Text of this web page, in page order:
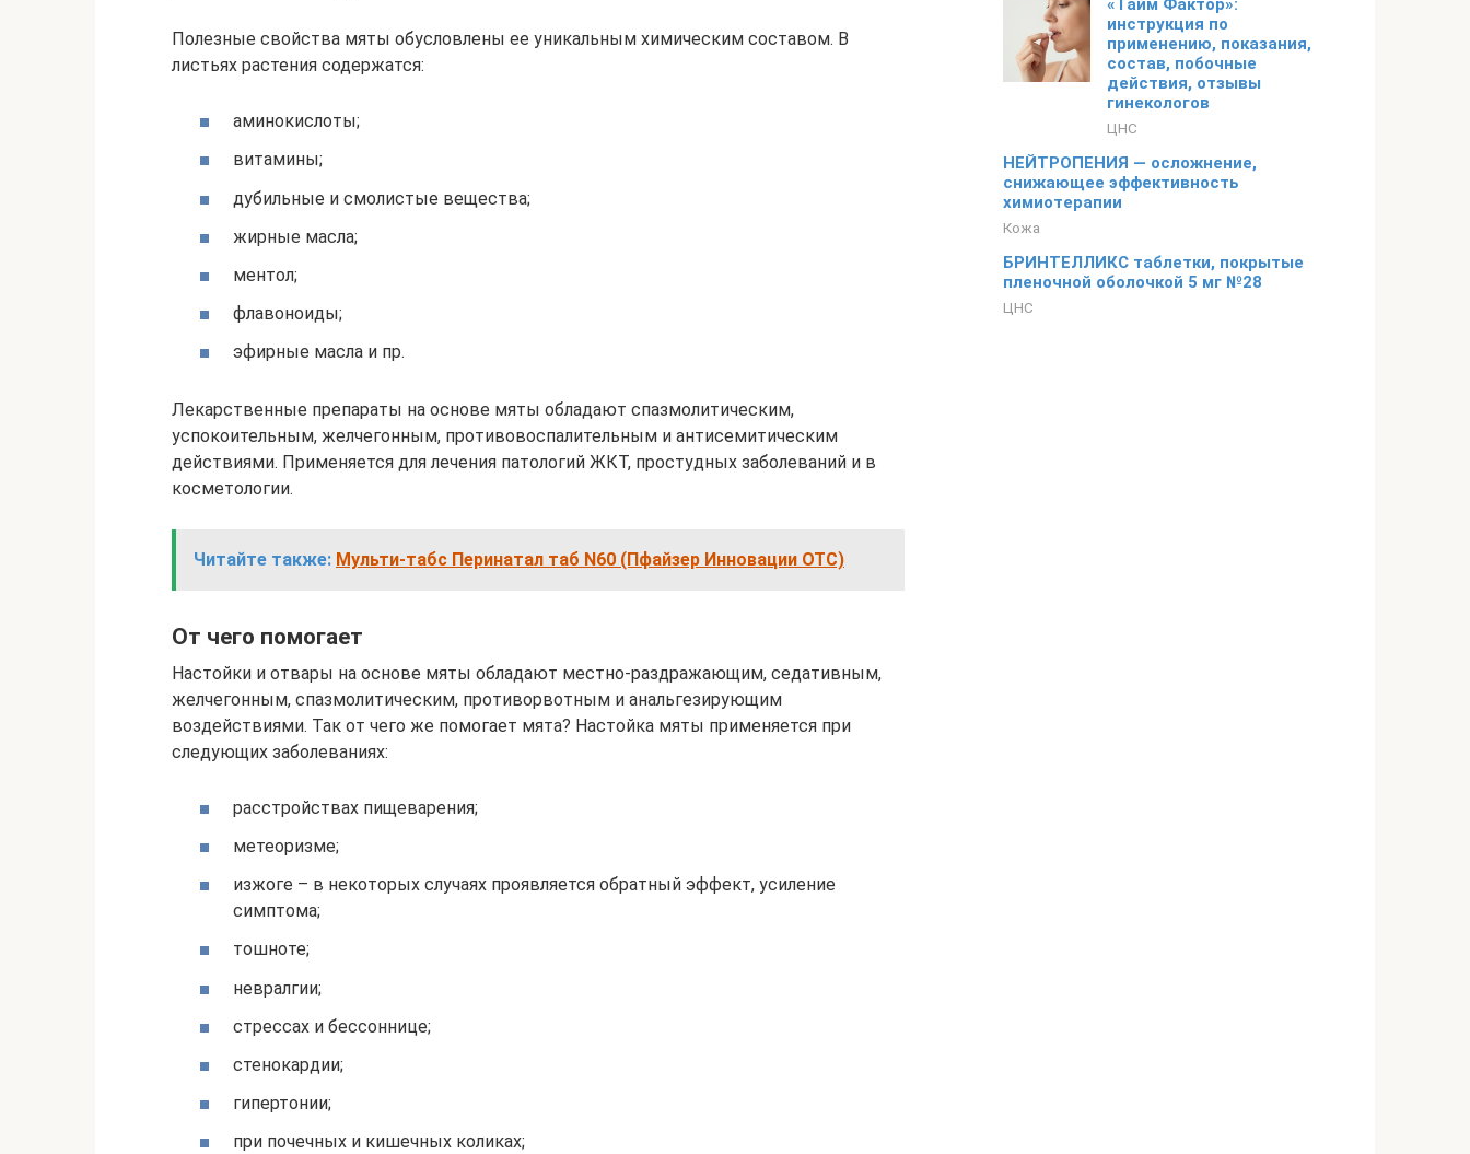
Полезные свойства мяты обусловлены ее уникальным химическим составом. В
листьях растения содержатся:
аминокислоты;
витамины;
дубильные и смолистые вещества;
жирные масла;
ментол;
флавоноиды;
эфирные масла и пр.
Лекарственные препараты на основе мяты обладают спазмолитическим,
успокоительным, желчегонным, противовоспалительным и антисемитическим
действиями. Применяется для лечения патологий ЖКТ, простудных заболеваний и в
косметологии.
Читайте также: Мульти-табс Перинатал таб N60 (Пфайзер Инновации ОТС)
От чего помогает
Настойки и отвары на основе мяты обладают местно-раздражающим, седативным,
желчегонным, спазмолитическим, противорвотным и анальгезирующим
воздействиями. Так от чего же помогает мята? Настойка мяты применяется при
следующих заболеваниях:
расстройствах пищеварения;
метеоризме;
изжоге – в некоторых случаях проявляется обратный эффект, усиление
симптома;
тошноте;
невралгии;
стрессах и бессоннице;
стенокардии;
гипертонии;
при почечных и кишечных коликах;
«Тайм Фактор»:
инструкция по
применению, показания,
состав, побочные
действия, отзывы
гинекологов
ЦНС
НЕЙТРОПЕНИЯ — осложнение,
снижающее эффективность
химиотерапии
Кожа
БРИНТЕЛЛИКС таблетки, покрытые
пленочной оболочкой 5 мг №28
ЦНС